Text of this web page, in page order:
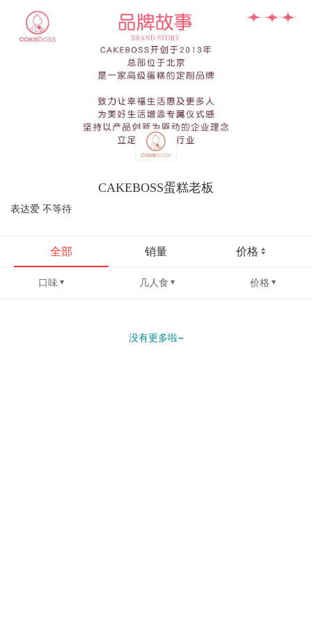
CAKEBOSS蛋糕老板
表达爱 不等待
全部 销量 价格
口味 几人食 价格
没有更多啦~